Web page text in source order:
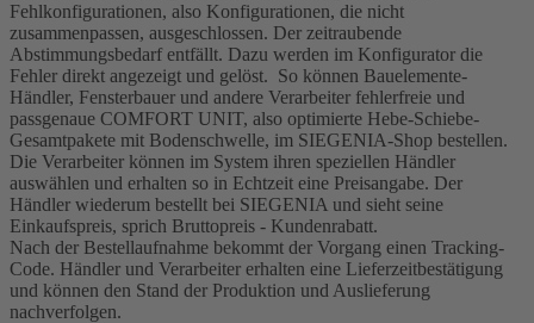
Fehlkonfigurationen, also Konfigurationen, die nicht
zusammenpassen, ausgeschlossen. Der zeitraubende
Abstimmungsbedarf entfällt. Dazu werden im Konfigurator die
Fehler direkt angezeigt und gelöst. So können Bauelemente-
Händler, Fensterbauer und andere Verarbeiter fehlerfreie und
passgenaue COMFORT UNIT, also optimierte Hebe-Schiebe-
Gesamtpakete mit Bodenschwelle, im SIEGENIA-Shop bestellen.
Die Verarbeiter können im System ihren speziellen Händler
auswählen und erhalten so in Echtzeit eine Preisangabe. Der
Händler wiederum bestellt bei SIEGENIA und sieht seine
Einkaufspreis, sprich Bruttopreis - Kundenrabatt.
Nach der Bestellaufnahme bekommt der Vorgang einen Tracking-
Code. Händler und Verarbeiter erhalten eine Lieferzeitbestätigung
und können den Stand der Produktion und Auslieferung
nachverfolgen.